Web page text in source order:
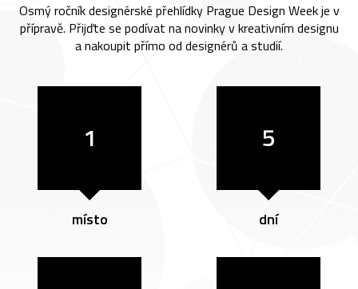
Osmý ročník designérské přehlídky Prague Design Week je v
přípravě. Přijďte se podívat na novinky v kreativním designu
a nakoupit přímo od designérů a studií.
1
místo
5
dní